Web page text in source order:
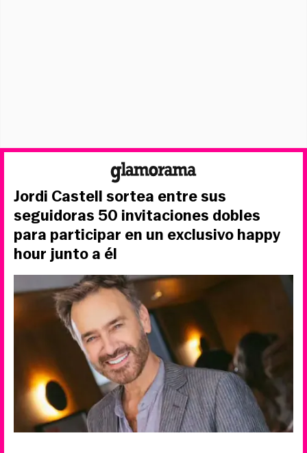
Jordi Castell sortea entre sus
seguidoras 50 invitaciones dobles
para participar en un exclusivo happy
hour junto a él